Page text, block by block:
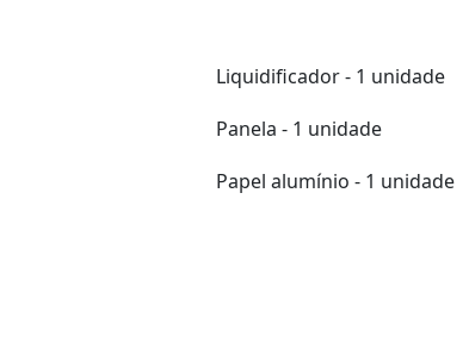
Liquidificador - 1 unidade
Panela - 1 unidade
Papel alumínio - 1 unidade